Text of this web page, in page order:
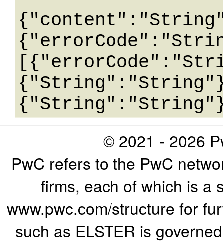
© 2021 - 2026
PwC refers to the PwC
firms, each of which is a
www.pwc.com/structure for
such as ELSTER is